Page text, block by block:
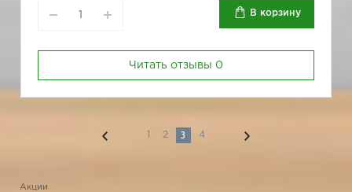
В корзину
Читать отзывы 0
1 2 3 4
Акции